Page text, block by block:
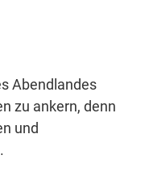
Abendlandes
zu ankern, denn
und